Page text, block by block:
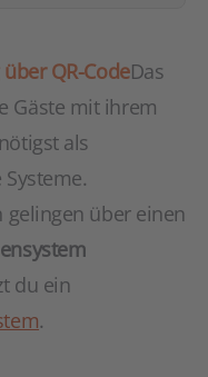
QR-CodeDas
Gäste mit ihrem
als
gelingen über einen
du ein
.